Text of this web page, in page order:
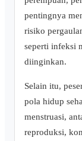
pentingnya
risiko
seperti infeksi
diinginkan.
Selain itu,
pola hidup
menstruasi,
reproduksi,